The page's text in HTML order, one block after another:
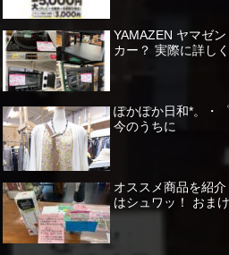
YAMAZEN ヤマゼ
カー？ 実際に詳し
ぽかぽか日和*。・
今のうちに
オススメ商品を紹
はシュワッ！ おま